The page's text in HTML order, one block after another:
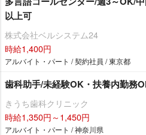
以上可
株式会社ベルシステム24
時給1,400円
アルバイト・パート / 契約社員 / 東京都
歯科助手/未経験OK・扶養内勤務
きうち歯科クリニック
時給1,350円～1,450円
アルバイト・パート / 神奈川県